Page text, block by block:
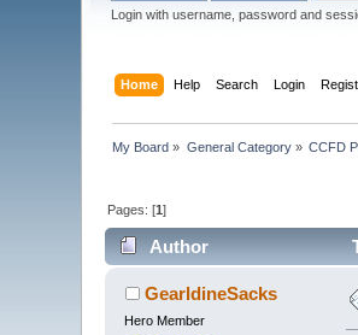
Login with username, password and
Home Help Search Login
My Board » General Category» CCFD
Pages: [1]
Author
GearldineSacks
Hero Member